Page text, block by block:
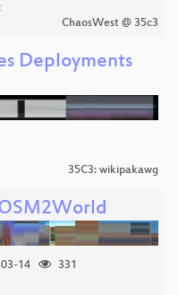
ChaosWest @ 35c3
Deployments
35C3: wikipakawg
14
331